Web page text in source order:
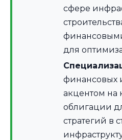
сфере
для
финансовых
акцентом на
облигации
стратегий в